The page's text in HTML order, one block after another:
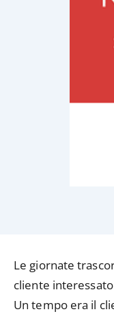
Le giornate
cliente
Un tempo era il